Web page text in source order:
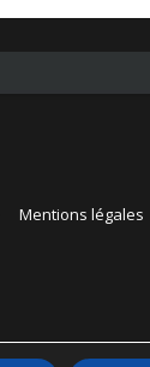
Mentions légales